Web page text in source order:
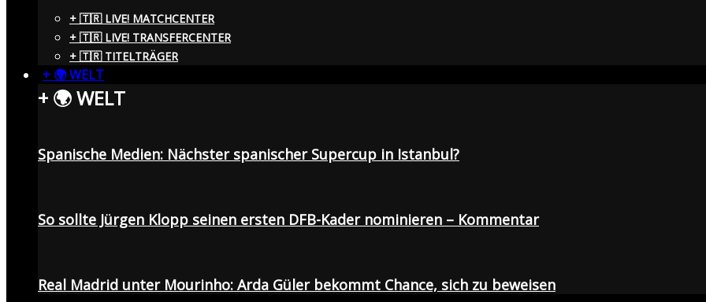
+ 🇹🇷 LIVE! MATCHCENTER
+ 🇹🇷 LIVE! TRANSFERCENTER
+ 🇹🇷 TITELTRÄGER
+ 🌍 WELT
+ 🌍 WELT
Spanische Medien: Nächster spanischer Supercup in Istanbul?
So sollte Jürgen Klopp seinen ersten DFB-Kader nominieren – Kommentar
Real Madrid unter Mourinho: Arda Güler bekommt Chance, sich zu beweisen